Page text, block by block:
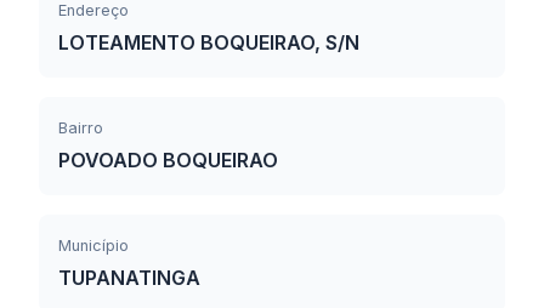
Endereço
LOTEAMENTO BOQUEIRAO, S/N
Bairro
POVOADO BOQUEIRAO
Município
TUPANATINGA